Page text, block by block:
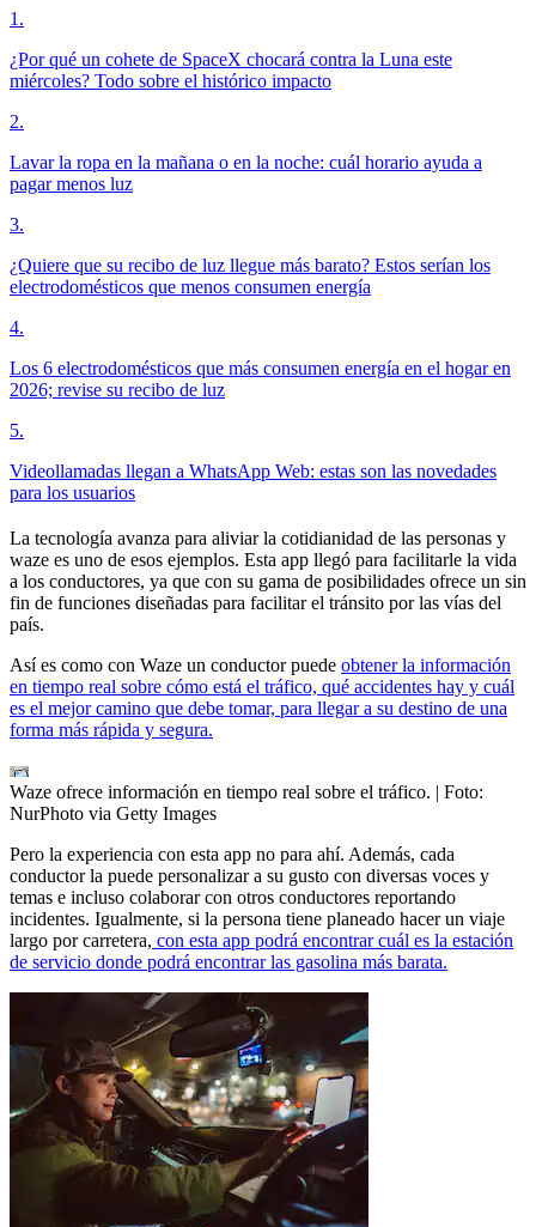
1 .
¿Por qué un cohete de SpaceX chocará contra la Luna este
miércoles? Todo sobre el histórico impacto
2.
Lavar la ropa en la mañana o en la noche: cuál horario ayuda a
pagar menos luz
3.
¿Quiere que su recibo de luz llegue más barato? Estos serían los
electrodomésticos que menos consumen energía
4.
Los 6 electrodomésticos que más consumen energía en el hogar en
2026; revise su recibo de luz
5.
Videollamadas llegan a WhatsApp Web: estas son las novedades
para los usuarios
La tecnología avanza para aliviar la cotidianidad de las personas y
waze es uno de esos ejemplos. Esta app llegó para facilitarle la vida
a los conductores, ya que con su gama de posibilidades ofrece un sin
fin de funciones diseñadas para facilitar el tránsito por las vías del
país.
Así es como con Waze un conductor puede obtener la información
en tiempo real sobre cómo está el tráfico, qué accidentes hay y cuál
es el mejor camino que debe tomar, para llegar a su destino de una
forma más rápida y segura.
Waze ofrece información en tiempo real sobre el tráfico. | Foto:
NurPhoto via Getty Images
Pero la experiencia con esta app no para ahí. Además, cada
conductor la puede personalizar a su gusto con diversas voces y
temas e incluso colaborar con otros conductores reportando
incidentes. Igualmente, si la persona tiene planeado hacer un viaje
largo por carretera, con esta app podrá encontrar cuál es la estación
de servicio donde podrá encontrar las gasolina más barata.